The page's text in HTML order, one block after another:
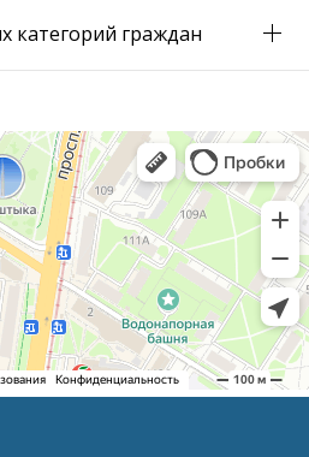
категорий граждан